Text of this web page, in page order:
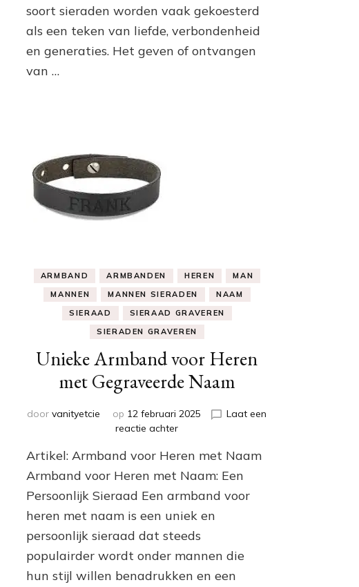
soort sieraden worden vaak gekoesterd
als een teken van liefde, verbondenheid
en generaties. Het geven of ontvangen
van …
ARMBAND ARMBANDEN HEREN
MAN
MANNEN
MANNEN SIERADEN
NAAM
SIERAAD
SIERAAD GRAVEREN
SIERADEN GRAVEREN
Unieke Armband voor Heren
met Gegraveerde Naam
doorvanityetcie op 12 februari 2025
Laat een
reactie achterop
Armband
voor
met
Gegraveerde
Naam
Artikel: Armband voor Heren met Naam
Armband voor Heren met Naam: Een
Persoonlijk Sieraad Een armband voor
heren met naam is een uniek en
persoonlijk sieraad dat steeds
populairder wordt onder mannen die
hun stijl willen benadrukken en een